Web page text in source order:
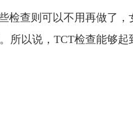
检查则可以不用再做了，
所以说，TCT检查能够起